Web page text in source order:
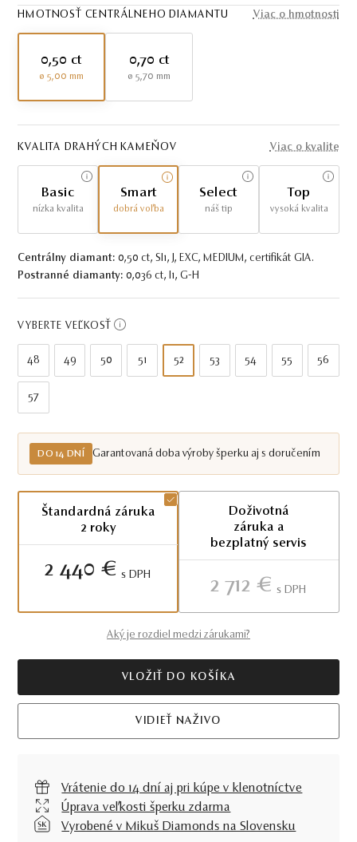
HMOTNOSŤ CENTRÁLNEHO DIAMANTU Viac o hmotnosti
0,50 ct
ø 5,00 mm
0,70 ct
ø 5,70 mm
KVALITA DRAHÝCH KAMEŇOV Viac o kvalite
Basic
nízka kvalita
Smart
dobrá voľba
Select
náš tip
Top
vysoká kvalita
Centrálny diamant: 0,50 ct, SI1, J, EXC, MEDIUM, certifikát GIA.
Postranné diamanty: 0,036 ct, I1, G-H
VYBERTE VEĽKOSŤ
48 49 50 51 52 53 54 55 56
57
DO 14 DNÍ Garantovaná doba výroby šperku aj s doručením
Štandardná záruka
2 roky
2 440 € S DPH
Doživotná
záruka a
bezplatný servis
2 712 € S DPH
Aký je rozdiel medzi zárukami?
VLOŽIŤ DO KOŠÍKA
VIDIEŤ NAŽIVO
Vrátenie do 14 dní aj pri kúpe v klenotníctve
Úprava veľkosti šperku zdarma
Vyrobené v Mikuš Diamonds na Slovensku